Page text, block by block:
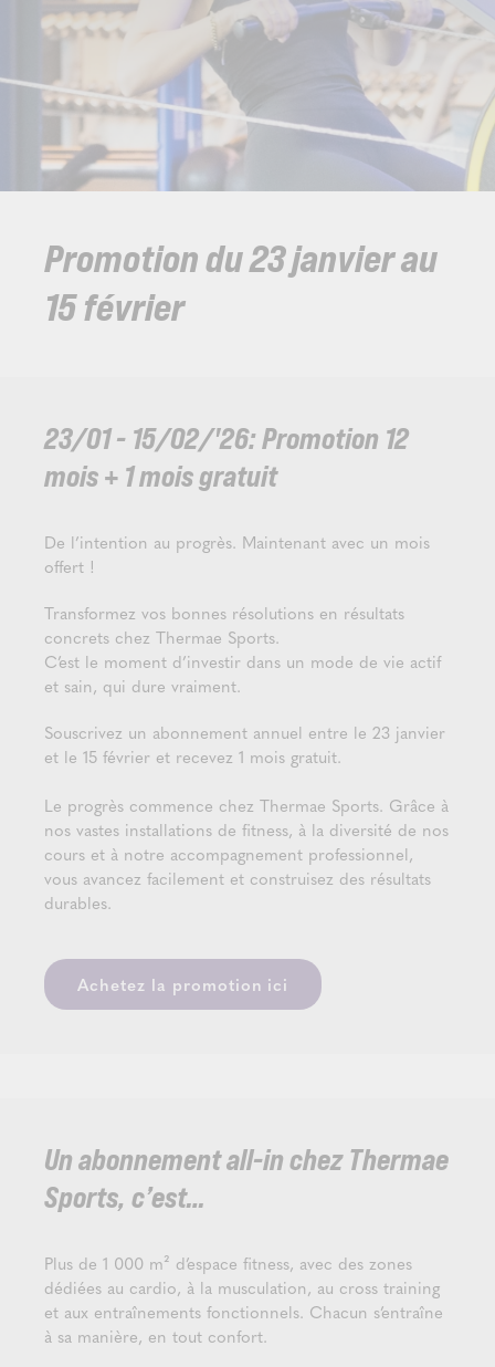
Promotion du 23 janvier au
15 février
23/01 - 15/02/'26: Promotion 12
mois + 1 mois gratuit
De l’intention au progrès. Maintenant avec un mois
offert !
Transformez vos bonnes résolutions en résultats
concrets chez Thermae Sports.
C’est le moment d’investir dans un mode de vie actif
et sain, qui dure vraiment.
Souscrivez un abonnement annuel entre le 23 janvier
et le 15 février et recevez 1 mois gratuit.
Le progrès commence chez Thermae Sports. Grâce à
nos vastes installations de fitness, à la diversité de nos
cours et à notre accompagnement professionnel,
vous avancez facilement et construisez des résultats
durables.
Achetez la promotion ici
Un abonnement all-in chez Thermae
Sports, c’est…
Plus de 1 000 m² d’espace fitness, avec des zones
dédiées au cardio, à la musculation, au cross training
et aux entraînements fonctionnels. Chacun s’entraîne
à sa manière, en tout confort.